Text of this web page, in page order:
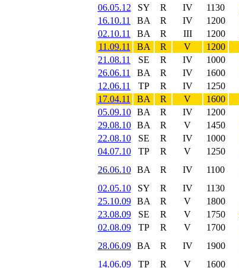
06.05.12
SY R IV 1130
16.10.11
BA R IV 1200
02.10.11
BA R III 1200
11.09.11
BA R V 1200
21.08.11
SE R IV 1000
26.06.11
BA R IV 1600
12.06.11
TP R IV 1250
17.04.11
BA R V 1600
05.09.10
BA R IV 1200
29.08.10
BA R V 1450
22.08.10
SE R IV 1000
04.07.10
TP R V 1250
26.06.10
BA R IV 1100
02.05.10
SY R IV 1130
25.10.09
BA R V 1800
23.08.09
SE R V 1750
02.08.09
TP R V 1700
28.06.09
BA R IV 1900
14.06.09
TP R V 1600